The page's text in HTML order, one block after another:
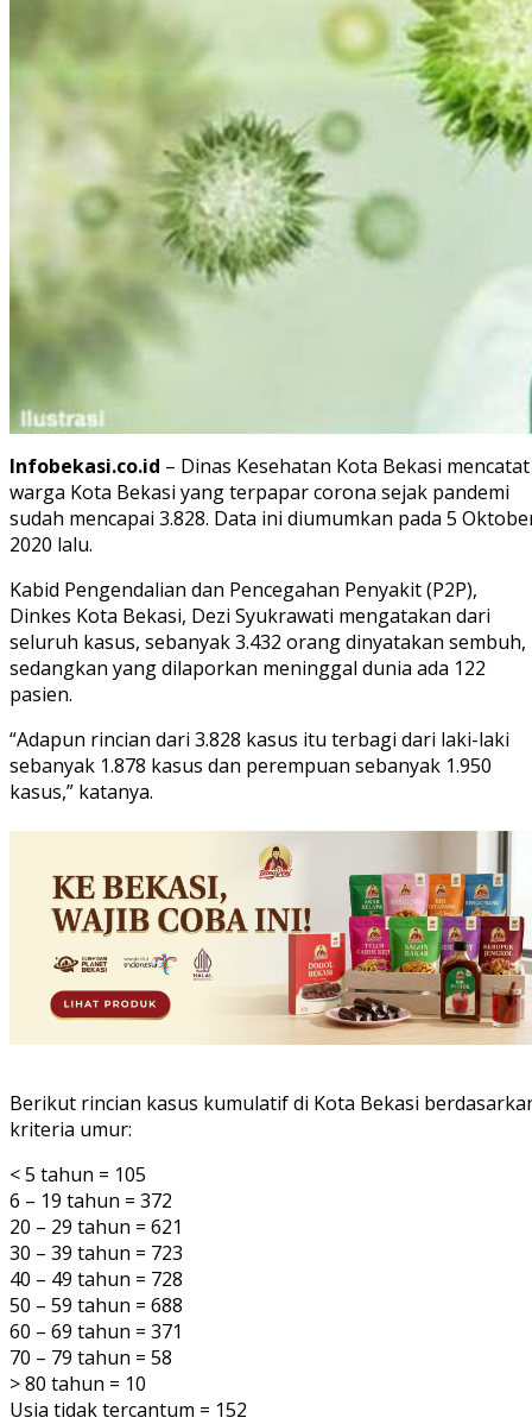
Infobekasi.co.id – Dinas Kesehatan Kota Bekasi mencatat
warga Kota Bekasi yang terpapar corona sejak pandemi
sudah mencapai 3.828. Data ini diumumkan pada 5
2020 lalu.
Kabid Pengendalian dan Pencegahan Penyakit (P2P),
Dinkes Kota Bekasi, Dezi Syukrawati mengatakan dari
seluruh kasus, sebanyak 3.432 orang dinyatakan sembuh,
sedangkan yang dilaporkan meninggal dunia ada 122
pasien.
“Adapun rincian dari 3.828 kasus itu terbagi dari laki-laki
sebanyak 1.878 kasus dan perempuan sebanyak 1.950
kasus,” katanya.
Berikut rincian kasus kumulatif di Kota Bekasi
kriteria umur:
< 5 tahun = 105
6 – 19 tahun = 372
20 – 29 tahun = 621
30 – 39 tahun = 723
40 – 49 tahun = 728
50 – 59 tahun = 688
60 – 69 tahun = 371
70 – 79 tahun = 58
> 80 tahun = 10
Usia tidak tercantum = 152